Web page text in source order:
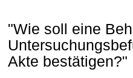
"Wie soll eine
Akte bestätigen?"